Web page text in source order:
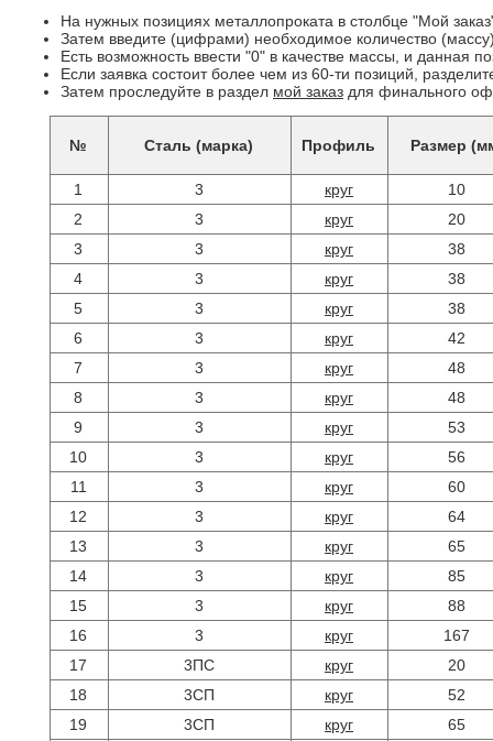
На нужных позициях металлопроката в столбце "Мой
Затем введите (цифрами) необходимое количество
Есть возможность ввести "0" в качестве массы, и данная
Если заявка состоит более чем из 60-ти позиций,
Затем проследуйте в раздел мой заказ для финального
№ Сталь (марка) Профиль Размер
1 3 круг
10
2
3 круг
20
3
3 круг
38
4
3 круг
38
5
3 круг
38
6
3 круг
42
7
3 круг
48
8
3 круг
48
9
3 круг
53
10
3 круг
56
11
3 круг
60
12
3 круг
64
13
3 круг
65
14
3 круг
85
15
3 круг
88
16
3 круг
167
17
3ПС круг
20
18
3СП круг
52
19
3СП круг
65